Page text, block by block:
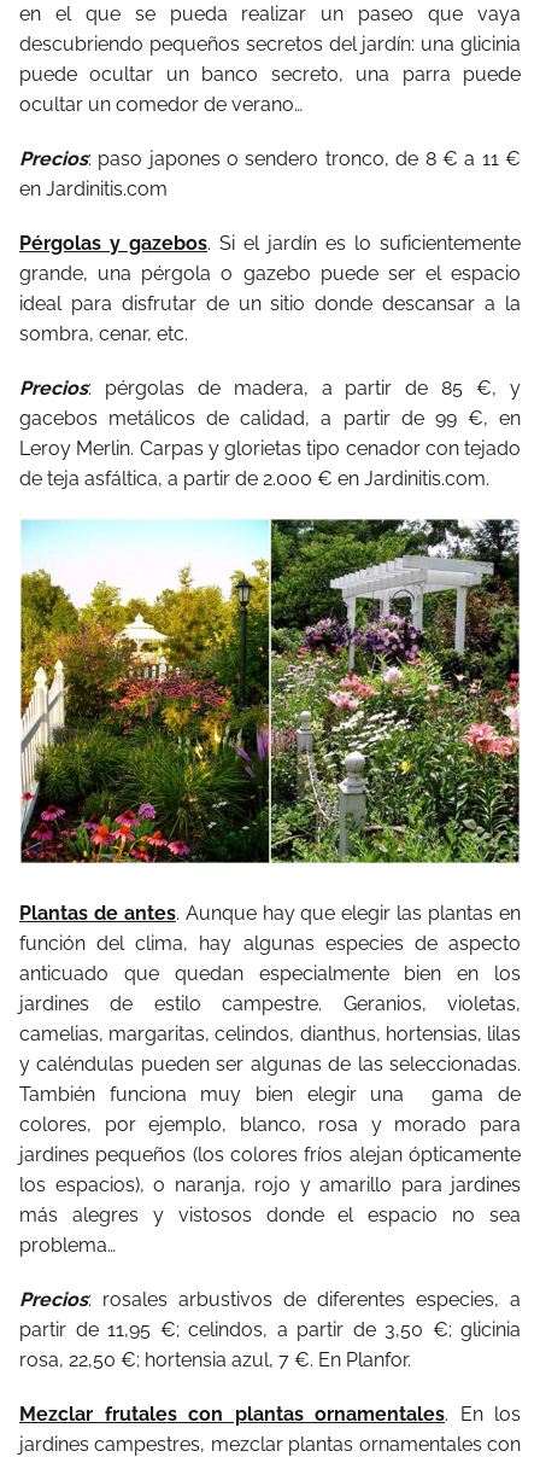
en el que se pueda realizar un paseo que vaya
descubriendo pequeños secretos del jardín: una glicinia
puede ocultar un banco secreto, una parra puede
ocultar un comedor de verano…
Precios: paso japones o sendero tronco, de 8 € a 11 €
en Jardinitis.com
Pérgolas y gazebos. Si el jardín es lo suficientemente
grande, una pérgola o gazebo puede ser el espacio
ideal para disfrutar de un sitio donde descansar a la
sombra, cenar, etc.
Precios: pérgolas de madera, a partir de 85 €, y
gacebos metálicos de calidad, a partir de 99 €, en
Leroy Merlin. Carpas y glorietas tipo cenador con tejado
de teja asfáltica, a partir de 2.000 € en Jardinitis.com.
Plantas de antes. Aunque hay que elegir las plantas en
función del clima, hay algunas especies de aspecto
anticuado que quedan especialmente bien en los
jardines de estilo campestre. Geranios, violetas,
camelias, margaritas, celindos, dianthus, hortensias, lilas
y caléndulas pueden ser algunas de las seleccionadas.
También funciona muy bien elegir una gama de
colores, por ejemplo, blanco, rosa y morado para
jardines pequeños (los colores fríos alejan ópticamente
los espacios), o naranja, rojo y amarillo para jardines
más alegres y vistosos donde el espacio no sea
problema…
Precios: rosales arbustivos de diferentes especies, a
partir de 11,95 €; celindos, a partir de 3,50 €; glicinia
rosa, 22,50 €; hortensia azul, 7 €. En Planfor.
Mezclar frutales con plantas ornamentales. En los
jardines campestres, mezclar plantas ornamentales con